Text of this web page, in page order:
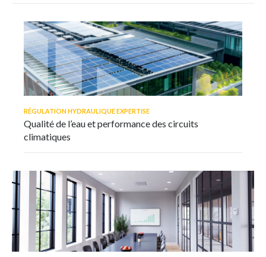
RÉGULATION HYDRAULIQUE EXPERTISE
Qualité de l’eau et performance des circuits
climatiques